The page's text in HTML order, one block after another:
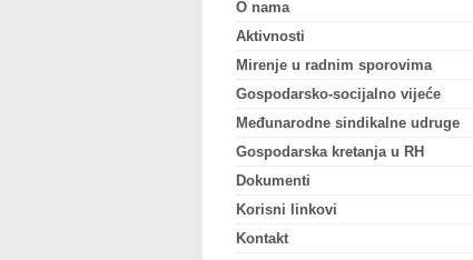
O nama
Aktivnosti
Mirenje u radnim sporovima
Gospodarsko-socijalno vijeće
Međunarodne sindikalne udruge
Gospodarska kretanja u RH
Dokumenti
Korisni linkovi
Kontakt